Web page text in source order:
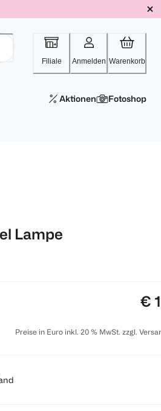
Filiale Anmelden Warenkorb
Aktionen Fotoshop
Lampe
€
Preise in Euro inkl. 20 % MwSt. zzgl.